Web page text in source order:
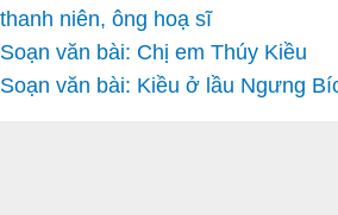
thanh niên, ông hoạ sĩ
Soạn văn bài: Chị em Thúy Kiều
Soạn văn bài: Kiều ở lầu Ngưng